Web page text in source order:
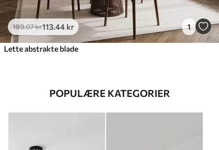
189.07kr113.44 kr 1
Lette abstrakte blade
POPULÆRE KATEGORIER